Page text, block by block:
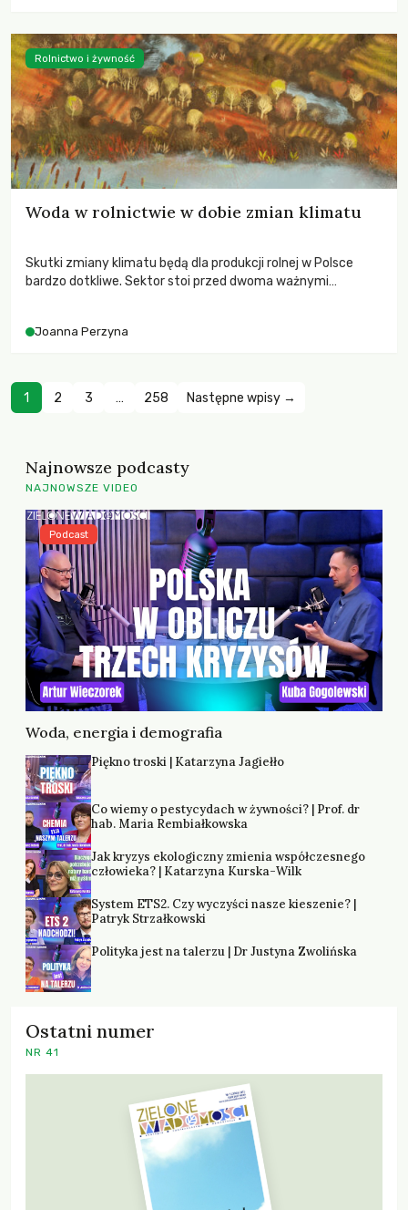
Woda w rolnictwie w dobie zmian klimatu
Skutki zmiany klimatu będą dla produkcji rolnej w Polsce
bardzo dotkliwe. Sektor stoi przed dwoma ważnymi
zachodzących zmian klimatycznych. Wymagać to będzie
Joanna Perzyna
Rolnictwo i żywność
1 2 3 … 258 Następne wpisy →
Najnowsze podcasty
NAJNOWSZE VIDEO
Woda, energia i demografia
Podcast
Piękno troski | Katarzyna Jagiełło
Co wiemy o pestycydach w żywności? | Prof. dr
hab. Maria Rembiałkowska
Jak kryzys ekologiczny zmienia współczesnego
człowieka? | Katarzyna Kurska-Wilk
System ETS2. Czy wyczyści nasze kieszenie? |
Patryk Strzałkowski
Polityka jest na talerzu | Dr Justyna Zwolińska
Ostatni numer
NR 41